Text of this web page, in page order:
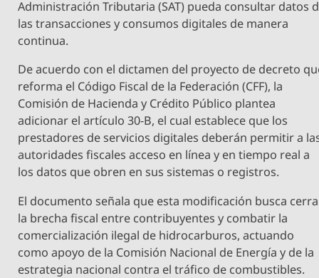
Administración Tributaria (SAT) pueda consultar datos
las transacciones y consumos digitales de manera
continua.
De acuerdo con el dictamen del proyecto de decreto
reforma el Código Fiscal de la Federación (CFF), la
Comisión de Hacienda y Crédito Público plantea
adicionar el artículo 30-B, el cual establece que los
prestadores de servicios digitales deberán permitir a
autoridades fiscales acceso en línea y en tiempo real a
los datos que obren en sus sistemas o registros.
El documento señala que esta modificación busca
la brecha fiscal entre contribuyentes y combatir la
comercialización ilegal de hidrocarburos, actuando
como apoyo de la Comisión Nacional de Energía y de la
estrategia nacional contra el tráfico de combustibles.